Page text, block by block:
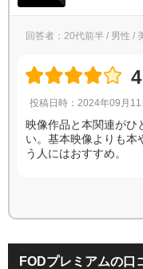
回答者：20代前半 / 男性 /
4
投稿日時：2024年09月11
映像作品と本関連がひ
い。基本映像よりも本
う人にはおすすめ。
FODプレミアムの口